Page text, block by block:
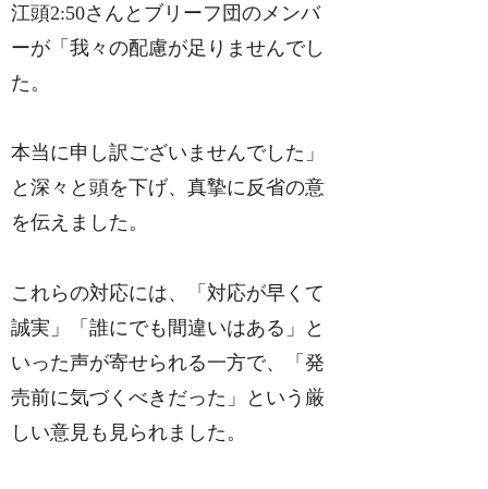
江頭2:50さんとブリーフ団のメンバ
ーが「我々の配慮が足りませんでし
た。
本当に申し訳ございませんでした」
と深々と頭を下げ、真摯に反省の意
を伝えました。
これらの対応には、「対応が早くて
誠実」「誰にでも間違いはある」と
いった声が寄せられる一方で、「発
売前に気づくべきだった」という厳
しい意見も見られました。